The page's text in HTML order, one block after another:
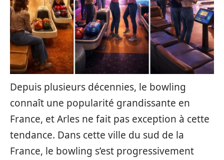
Depuis plusieurs décennies, le bowling
connaît une popularité grandissante en
France, et Arles ne fait pas exception à cette
tendance. Dans cette ville du sud de la
France, le bowling s’est progressivement